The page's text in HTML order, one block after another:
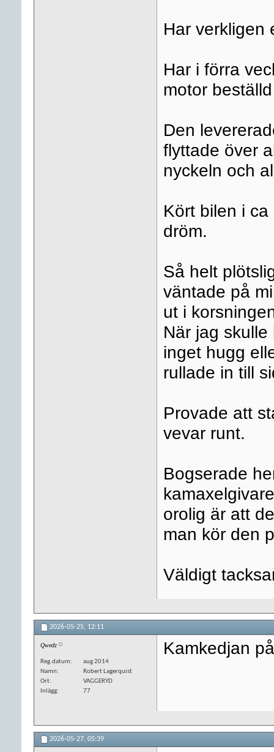
Har verkligen
Har i förra
motor
Den
flyttade över
nyckeln och
Kört bilen i
dröm.
Så helt
väntade på
ut i
När jag
inget hugg
rullade in till
Provade att
vevar runt.
Bogserade
orolig är att
man kör den
Väldigt
2026-05-25, 12:11
Qwedz
Reg.datum
aug 2014
Namn
Robert Lagerquist
Ort
VAGGERYD
Inlägg
77
Kamkedjan
2026-05-27, 05:39